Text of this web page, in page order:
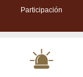
Participación